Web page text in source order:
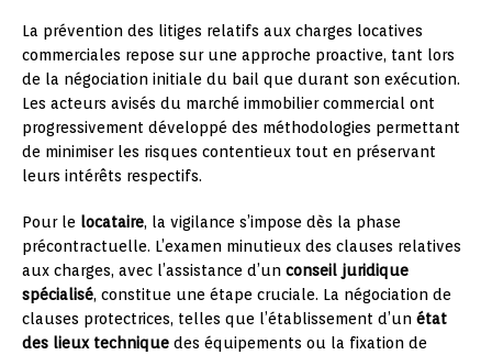
La prévention des litiges relatifs aux charges locatives
commerciales repose sur une approche proactive, tant lors
de la négociation initiale du bail que durant son exécution.
Les acteurs avisés du marché immobilier commercial ont
progressivement développé des méthodologies permettant
de minimiser les risques contentieux tout en préservant
leurs intérêts respectifs.
Pour le locataire, la vigilance s’impose dès la phase
précontractuelle. L’examen minutieux des clauses relatives
aux charges, avec l’assistance d’un conseil juridique
spécialisé, constitue une étape cruciale. La négociation de
clauses protectrices, telles que l’établissement d’un état
des lieux technique des équipements ou la fixation de